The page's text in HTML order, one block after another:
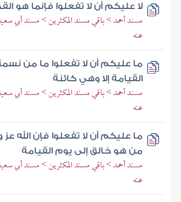
لا عليكم أن لا تفعلوا فإنما هو
مسند أحمد > باقي مسند المكثرين > مسند أبي
عنه
ما عليكم أن لا تفعلوا ما من
القيامة إلا وهي كائنة
مسند أحمد > باقي مسند المكثرين > مسند أبي
عنه
ما عليكم أن لا تفعلوا فإن الله
من هو خالق إلى يوم القيامة
مسند أحمد > باقي مسند المكثرين > مسند أبي
عنه